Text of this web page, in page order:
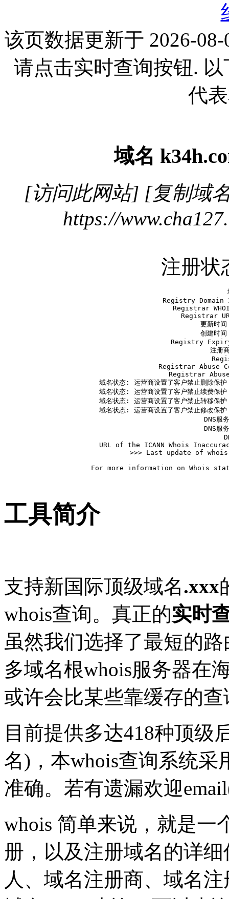
该页数据更新于 2026-
请点击实时查询按钮.
代
域名
[访问此网站] [复制域
https://
注册状
Registry Domain
Registrar
Registrar
更新时
创建时
Registry
注册
Registrar Abuse
Registrar
域名状态: 运营商设置了客户禁止删除
域名状态: 运营商设置了客户禁止续费
域名状态: 运营商设置了客户禁止转移
域名状态: 运营商设置了客户禁止修改
DNS服
DNS服
URL of the ICANN Whois
>>> Last update of whois
For more information on Whois
工具简介
支持新国际顶级域名.xxx
whois查询。真正的实时
虽然我们选择了最短的
多域名根whois服务器在
或许会比某些靠缓存的
目前提供多达418种顶级
名)，本whois查询系统采
准确。若有遗漏欢迎
whois 简单来说，就是一
册，以及注册域名的详
人、域名注册商、域名